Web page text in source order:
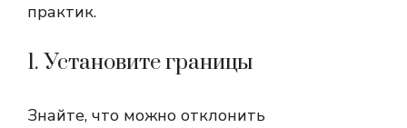
практик.
1. Установите границы
Знайте, что можно отклонить